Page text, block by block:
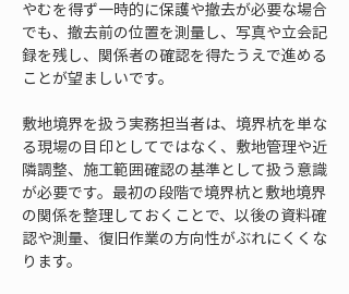
やむを得ず一時的に保護や撤去が必要な場合
でも、撤去前の位置を測量し、写真や立会記
録を残し、関係者の確認を得たうえで進める
ことが望ましいです。
敷地境界を扱う実務担当者は、境界杭を単な
る現場の目印としてではなく、敷地管理や近
隣調整、施工範囲確認の基準として扱う意識
が必要です。最初の段階で境界杭と敷地境界
の関係を整理しておくことで、以後の資料確
認や測量、復旧作業の方向性がぶれにくくな
ります。